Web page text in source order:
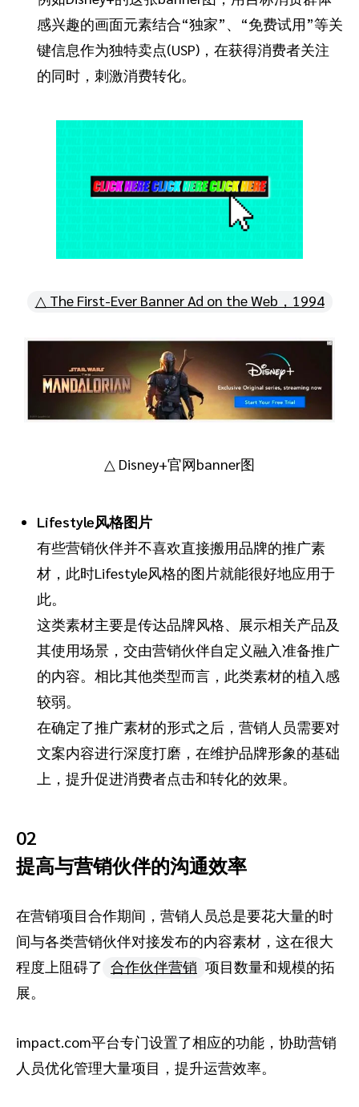
感兴趣的画面元素结合“独家”、“免费试用”等关
键信息作为独特卖点(USP)，在获得消费者关注
的同时，刺激消费转化。
△ The First-Ever Banner Ad on the Web，1994
△ Disney+官网banner图
Lifestyle风格图片
有些营销伙伴并不喜欢直接搬用品牌的推广素
材，此时Lifestyle风格的图片就能很好地应用于
此。
这类素材主要是传达品牌风格、展示相关产品及
其使用场景，交由营销伙伴自定义融入准备推广
的内容。相比其他类型而言，此类素材的植入感
较弱。
在确定了推广素材的形式之后，营销人员需要对
文案内容进行深度打磨，在维护品牌形象的基础
上，提升促进消费者点击和转化的效果。
02
提高与营销伙伴的沟通效率
在营销项目合作期间，营销人员总是要花大量的时
间与各类营销伙伴对接发布的内容素材，这在很大
程度上阻碍了 合作伙伴营销 项目数量和规模的拓
展。
impact.com平台专门设置了相应的功能，协助营销
人员优化管理大量项目，提升运营效率。